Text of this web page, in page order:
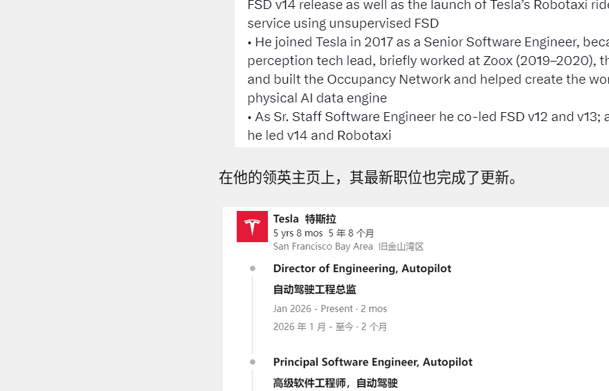
在他的领英主页上，其最新职位也完成了更新。